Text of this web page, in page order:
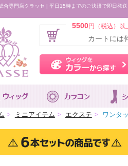
合専門店クラッセ | 平日15時までのご決済で即日発
5500円（税込）以
カートには
> ミニアイテム > エクステ > ワンタ